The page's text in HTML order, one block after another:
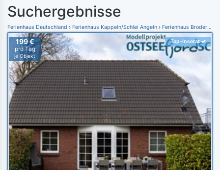
Suchergebnisse
Ferienhaus Deutschland Ferienhaus Kappeln/Schlei Angeln Ferienhaus Brodersby
199 €
pro Tag
je Objekt
Top-Inserat